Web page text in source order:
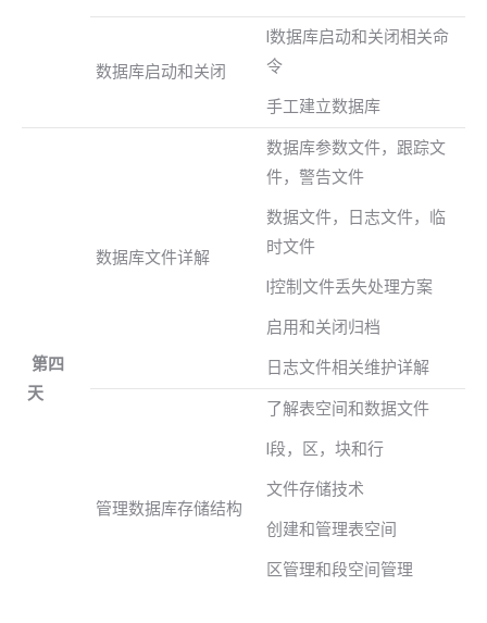
数据库启动和关闭
l数据库启动和关闭相关命
令
手工建立数据库
第四
天
数据库文件详解
数据库参数文件，跟踪文
件，警告文件
数据文件，日志文件，临
时文件
l控制文件丢失处理方案
启用和关闭归档
日志文件相关维护详解
管理数据库存储结构
了解表空间和数据文件
l段，区，块和行
文件存储技术
创建和管理表空间
区管理和段空间管理